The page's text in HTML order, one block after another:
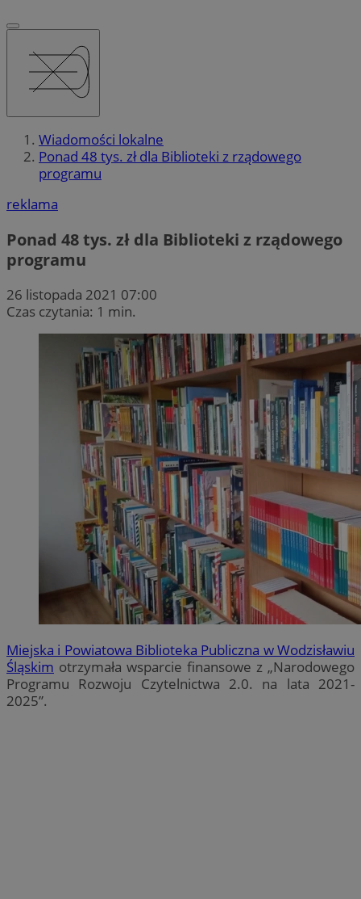
Wiadomości lokalne
Ponad 48 tys. zł dla Biblioteki z rządowego
programu
reklama
Ponad 48 tys. zł dla Biblioteki z rządowego
programu
26 listopada 2021 07:00
Czas czytania: 1 min.
Miejska i Powiatowa Biblioteka Publiczna w Wodzisławiu
Śląskim otrzymała wsparcie finansowe z „Narodowego
Programu Rozwoju Czytelnictwa 2.0. na lata 2021-
2025”.